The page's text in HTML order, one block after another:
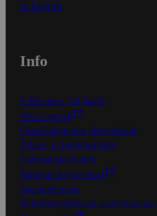
In English
Info
S-Business yrityksille
Oiva-raportit
Osuuskauppojen yhteystiedot
Tilaus- ja toimitusehdot
Tietosuojakäytäntö
Palvelun käyttöehdot
Saavutettavuus
Mobiilisovelluksen saavutettavuus